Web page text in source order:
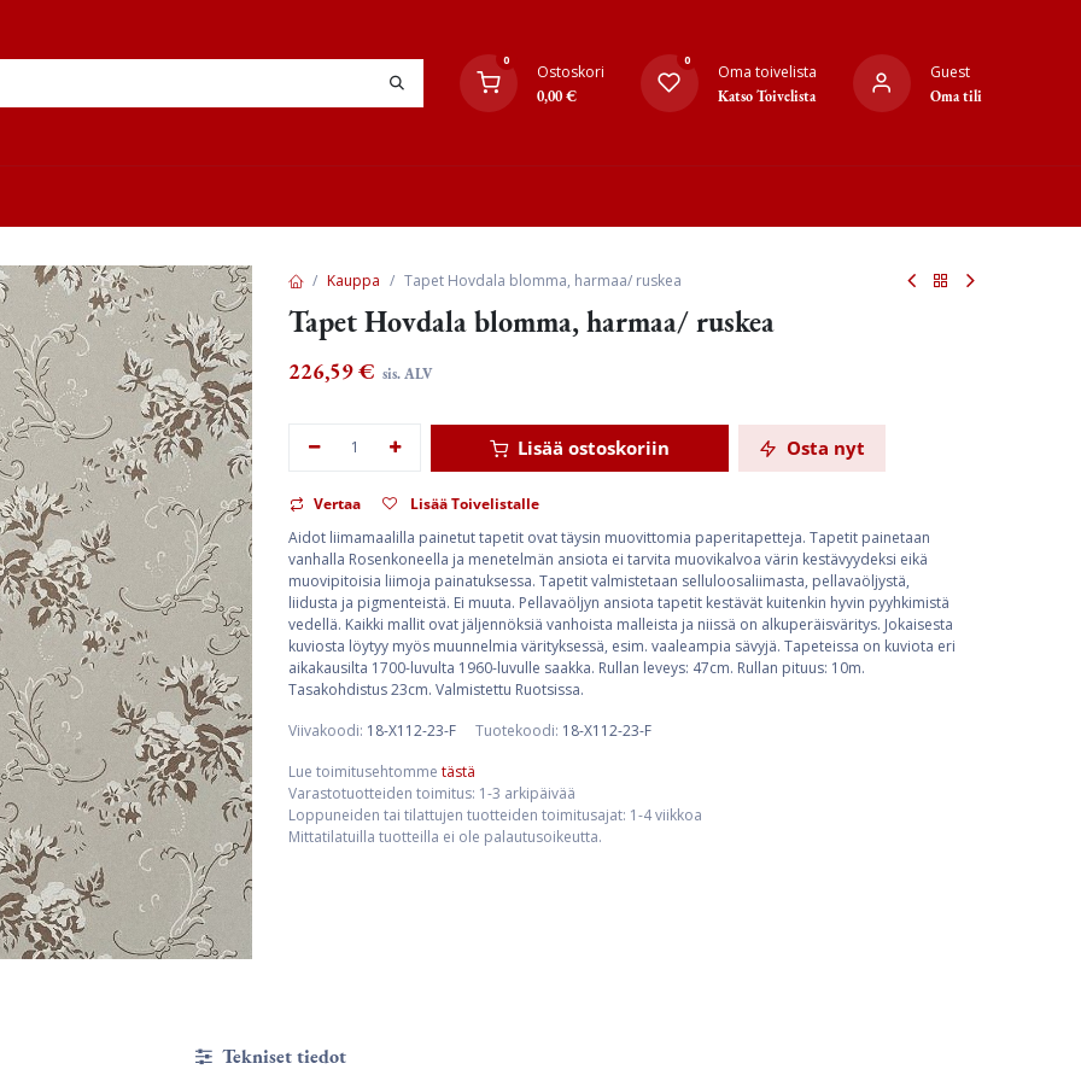
0
Ostoskori
0,00€
0
Oma toivelista
Katso Toivelista
Guest
Oma tili
Kauppa Tapet Hovdala blomma, harmaa/ ruskea
Tapet Hovdala blomma, harmaa/ ruskea
226,59€ sis. ALV
Lisää ostoskoriin Osta nyt
Vertaa
Lisää Toivelistalle
Aidot liimamaalilla painetut tapetit ovat täysin muovittomia paperitapetteja. Tapetit painetaan
vanhalla Rosenkoneella ja menetelmän ansiota ei tarvita muovikalvoa värin kestävyydeksi eikä
muovipitoisia liimoja painatuksessa. Tapetit valmistetaan selluloosaliimasta, pellavaöljystä,
liidusta ja pigmenteistä. Ei muuta. Pellavaöljyn ansiota tapetit kestävät kuitenkin hyvin pyyhkimistä
vedellä. Kaikki mallit ovat jäljennöksiä vanhoista malleista ja niissä on alkuperäisväritys. Jokaisesta
kuviosta löytyy myös muunnelmia värityksessä, esim. vaaleampia sävyjä. Tapeteissa on kuviota eri
aikakausilta 1700-luvulta 1960-luvulle saakka. Rullan leveys: 47cm. Rullan pituus: 10m.
Tasakohdistus 23cm. Valmistettu Ruotsissa.
Viivakoodi: 18-X112-23-F Tuotekoodi: 18-X112-23-F
Lue toimitusehtomme tästä
Varastotuotteiden toimitus: 1-3 arkipäivää
Loppuneiden tai tilattujen tuotteiden toimitusajat: 1-4 viikkoa
Mittatilatuilla tuotteilla ei ole palautusoikeutta.
Tekniset tiedot